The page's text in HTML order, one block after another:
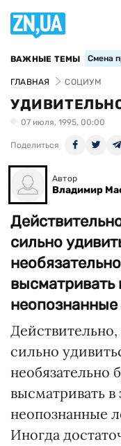
ВАЖНЫЕ ТЕМЫ Смена
ГЛАВНАЯ СОЦИУМ
07 июля, 1995, 00:00
Поделиться
Автор
Владимир
сильно
высматривать
сильно
необязательно
высматривать в
неопознанные
Иногда